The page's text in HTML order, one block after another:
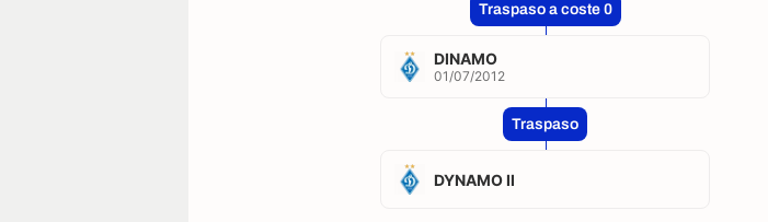
Traspaso a coste 0
DINAMO
01/07/2012
Traspaso
DYNAMO II